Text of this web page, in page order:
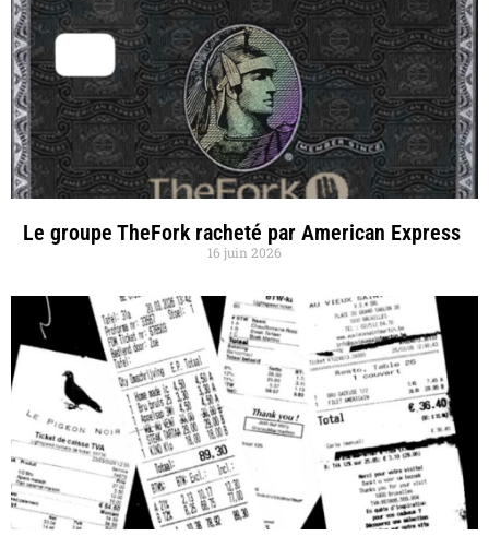
Le groupe TheFork racheté par American Express
16 juin 2026